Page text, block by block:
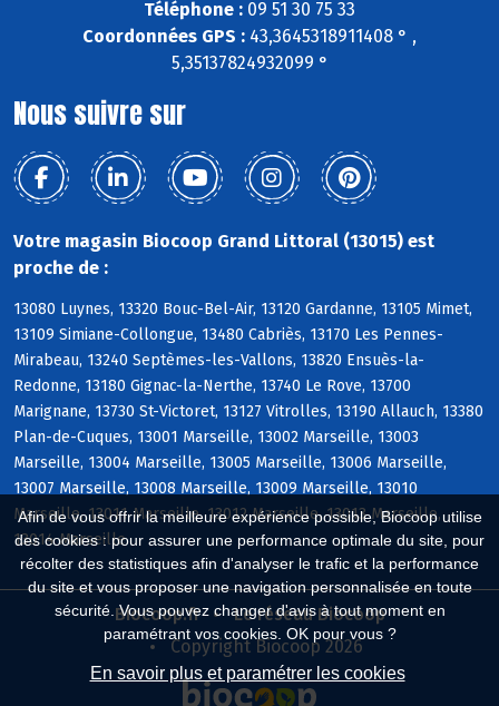
Afin de vous offrir la meilleure expérience possible, Biocoop utilise
des cookies : pour assurer une performance optimale du site, pour
récolter des statistiques afin d'analyser le trafic et la performance
du site et vous proposer une navigation personnalisée en toute
sécurité. Vous pouvez changer d'avis à tout moment en
paramétrant vos cookies. OK pour vous ?
En savoir plus et paramétrer les cookies
Téléphone : 09 51 30 75 33
Coordonnées GPS : 43,3645318911408 ° ,
5,35137824932099 °
Nous suivre sur
Votre magasin Biocoop Grand Littoral (13015) est
proche de :
13080 Luynes, 13320 Bouc-Bel-Air, 13120 Gardanne, 13105 Mimet,
13109 Simiane-Collongue, 13480 Cabriès, 13170 Les Pennes-
Mirabeau, 13240 Septèmes-les-Vallons, 13820 Ensuès-la-
Redonne, 13180 Gignac-la-Nerthe, 13740 Le Rove, 13700
Marignane, 13730 St-Victoret, 13127 Vitrolles, 13190 Allauch, 13380
Plan-de-Cuques, 13001 Marseille, 13002 Marseille, 13003
Marseille, 13004 Marseille, 13005 Marseille, 13006 Marseille,
13007 Marseille, 13008 Marseille, 13009 Marseille, 13010
Marseille, 13011 Marseille, 13012 Marseille, 13013 Marseille,
13014 Marseille
Biocoop.fr
Le réseau Biocoop
Copyright Biocoop 2026